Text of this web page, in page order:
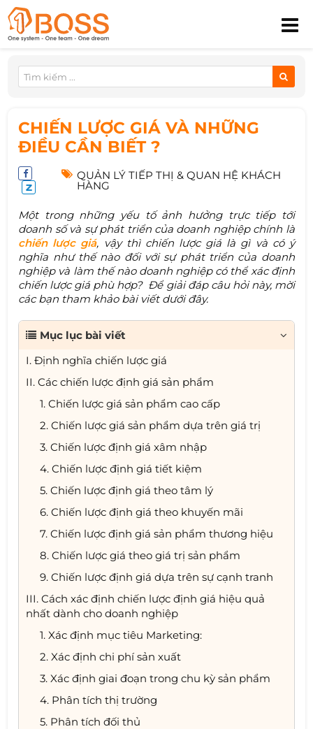
CHIẾN LƯỢC GIÁ VÀ NHỮNG
ĐIỀU CẦN BIẾT ?
QUẢN LÝ TIẾP THỊ & QUAN HỆ KHÁCH
HÀNG
Một trong những yếu tố ảnh hưởng trực tiếp tới
doanh số và sự phát triển của doanh nghiệp chính là
chiến lược giá, vậy thì chiến lược giá là gì và có ý
nghĩa như thế nào đối với sự phát triển của doanh
nghiệp và làm thế nào doanh nghiệp có thể xác định
chiến lược giá phù hợp? Để giải đáp câu hỏi này, mời
các bạn tham khảo bài viết dưới đây.
Mục lục bài viết
I. Định nghĩa chiến lược giá
II. Các chiến lược định giá sản phẩm
1. Chiến lược giá sản phẩm cao cấp
2. Chiến lược giá sản phẩm dựa trên giá trị
3. Chiến lược định giá xâm nhập
4. Chiến lược định giá tiết kiệm
5. Chiến lược định giá theo tâm lý
6. Chiến lược định giá theo khuyến mãi
7. Chiến lược định giá sản phẩm thương hiệu
8. Chiến lược giá theo giá trị sản phẩm
9. Chiến lược định giá dựa trên sự cạnh tranh
III. Cách xác định chiến lược định giá hiệu quả
nhất dành cho doanh nghiệp
1. Xác định mục tiêu Marketing:
2. Xác định chi phí sản xuất
3. Xác định giai đoạn trong chu kỳ sản phẩm
4. Phân tích thị trường
5. Phân tích đối thủ